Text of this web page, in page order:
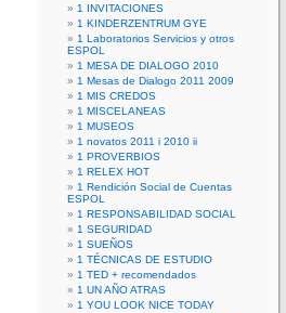
1 INVITACIONES
1 KINDERZENTRUM GYE
1 Laboratorios Servicios y otros
ESPOL
1 MESA DE DIALOGO 2010
1 Mesas de Dialogo 2011 2009
1 MIS CREDOS
1 MISCELANEAS
1 MUSEOS
1 novatos 2011 i 2010 ii
1 PROVERBIOS
1 RELEX HOT
1 Rendición Social de Cuentas
ESPOL
1 RESPONSABILIDAD SOCIAL
1 SEGURIDAD
1 SUEÑOS
1 TÉCNICAS DE ESTUDIO
1 TED + recomendados
1 UN AÑO ATRAS
1 YOU LOOK NICE TODAY